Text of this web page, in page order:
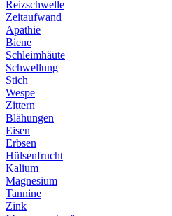
Reizschwelle
Zeitaufwand
Apathie
Biene
Schleimhäute
Schwellung
Stich
Wespe
Zittern
Blähungen
Eisen
Erbsen
Hülsenfrucht
Kalium
Magnesium
Tannine
Zink